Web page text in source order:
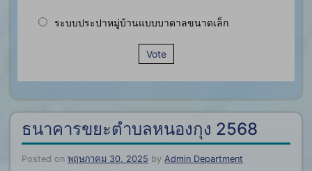
ระบบประปาหมู่บ้านแบบบาดาลขนาดเล็ก
Vote
ธนาคารขยะตำบลหนองกุง 2568
Posted on พฤษภาคม 30, 2025 by Admin Department